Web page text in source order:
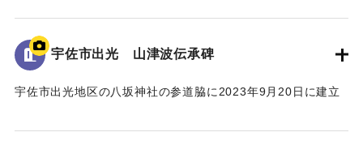
【出典：案内板】
｜固有コード:
録されている。水位は標高14.307ｍに到達した。
併せて昭和20年9月台風第16号、昭和36年10月の大雨によっ
て発生した洪水の水位高も記録されている。
[学生CERDの感想]
宇佐市出光 山津波伝承碑
宇佐市出光地区の八坂神社の参道脇に2023年9月20日に建立
1943（昭和18）年9月20日に発生した大規模な土石流によ